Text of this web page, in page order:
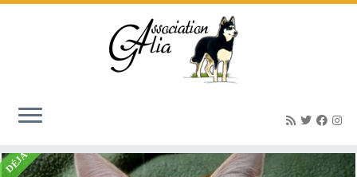
DÉJÀ ADOPTÉ(E)